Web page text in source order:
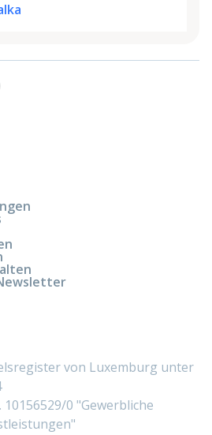
von Luxemburg unter
0 "Gewerbliche